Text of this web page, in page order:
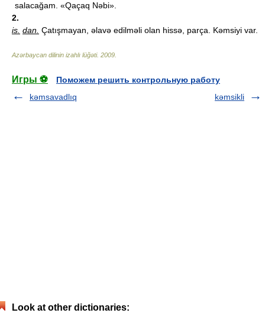
salacağam. «Qaçaq Nəbi».
2.
is. dan. Çatışmayan, əlavə edilməli olan hissə, parça. Kəmsiyi var.
Azərbaycan dilinin izahlı lüğəti. 2009
Игры ⚽
Поможем решить контрольную работу
kəmsavadlıq
kəmsikli
Look at other dictionaries: